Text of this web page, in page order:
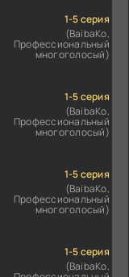
1-5 серия
(BaibaKo,
Профессиональный
многоголосый)
1-5 серия
(BaibaKo,
Профессиональный
многоголосый)
1-5 серия
(BaibaKo,
Профессиональный
многоголосый)
1-5 серия
(BaibaKo,